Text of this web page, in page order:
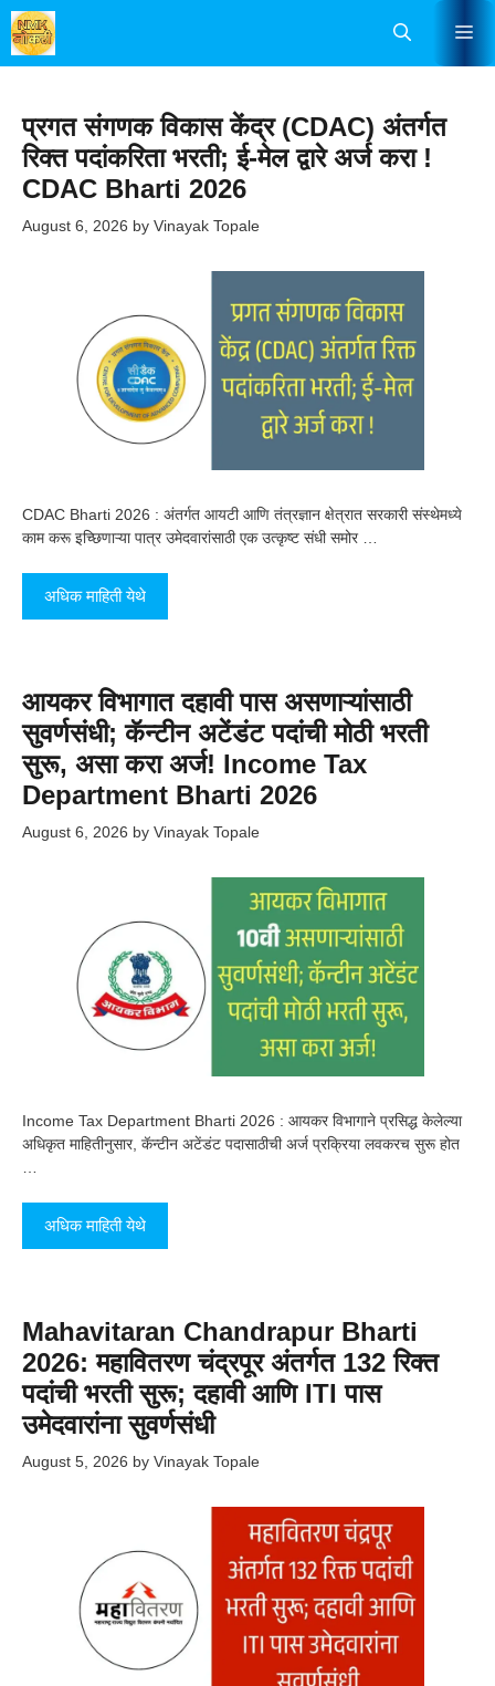
Skip
to
content
प्रगत संगणक विकास केंद्र (CDAC) अंतर्गत
रिक्त पदांकरिता भरती; ई-मेल द्वारे अर्ज करा !
CDAC Bharti 2026
August 6, 2026 by Vinayak Topale
CDAC Bharti 2026 : अंतर्गत आयटी आणि तंत्रज्ञान क्षेत्रात सरकारी संस्थेमध्ये
काम करू इच्छिणाऱ्या पात्र उमेदवारांसाठी एक उत्कृष्ट संधी समोर …
अधिक माहिती येथे
आयकर विभागात दहावी पास असणाऱ्यांसाठी
सुवर्णसंधी; कॅन्टीन अटेंडंट पदांची मोठी भरती
सुरू, असा करा अर्ज! Income Tax
Department Bharti 2026
August 6, 2026 by Vinayak Topale
Income Tax Department Bharti 2026 : आयकर विभागाने प्रसिद्ध केलेल्या
अधिकृत माहितीनुसार, कॅन्टीन अटेंडंट पदासाठीची अर्ज प्रक्रिया लवकरच सुरू होत
अधिक माहिती येथे
Mahavitaran Chandrapur Bharti
2026: महावितरण चंद्रपूर अंतर्गत 132 रिक्त
पदांची भरती सुरू; दहावी आणि ITI पास
उमेदवारांना सुवर्णसंधी
August 5, 2026 by Vinayak Topale